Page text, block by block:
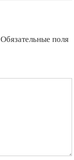
Обязательные поля